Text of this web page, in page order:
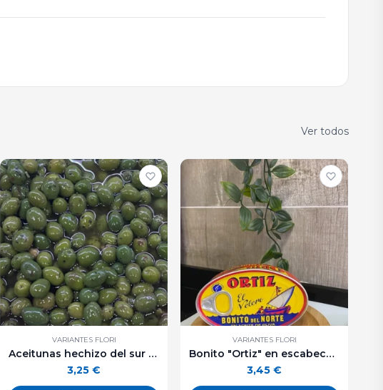
Ver todos
VARIANTES FLORI
Aceitunas hechizo del sur - 250 g. aprox.
3,25€
VARIANTES FLORI
Bonito "Ortiz" en escabeche lata ovalada. 112 g. aprox.
3,45€